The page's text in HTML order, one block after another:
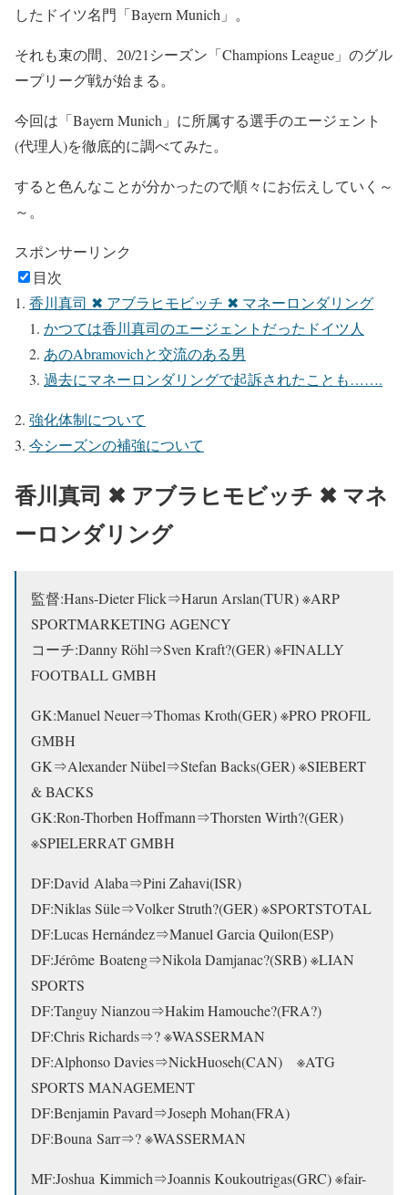
したドイツ名門「Bayern Munich」。
それも束の間、20/21シーズン「Champions League」のグル
ープリーグ戦が始まる。
今回は「Bayern Munich」に所属する選手のエージェント
(代理人)を徹底的に調べてみた。
すると色んなことが分かったので順々にお伝えしていく～
～。
スポンサーリンク
目次
香川真司 ✖ アブラヒモビッチ ✖ マネーロンダリング
かつては香川真司のエージェントだったドイツ人
あのAbramovichと交流のある男
過去にマネーロンダリングで起訴されたことも…….
強化体制について
今シーズンの補強について
香川真司 ✖ アブラヒモビッチ ✖ マネ
ーロンダリング
監督:Hans-Dieter Flick⇒Harun Arslan(TUR) ※ARP
SPORTMARKETING AGENCY
コーチ:Danny Röhl⇒Sven Kraft?(GER) ※FINALLY
FOOTBALL GMBH
GK:Manuel Neuer⇒Thomas Kroth(GER) ※PRO PROFIL
GMBH
GK⇒Alexander Nübel⇒Stefan Backs(GER) ※SIEBERT
& BACKS
GK:Ron-Thorben Hoffmann⇒Thorsten Wirth?(GER)
※SPIELERRAT GMBH
DF:David Alaba⇒Pini Zahavi(ISR)
DF:Niklas Süle⇒Volker Struth?(GER) ※SPORTSTOTAL
DF:Lucas Hernández⇒Manuel Garcia Quilon(ESP)
DF:Jérôme Boateng⇒Nikola Damjanac?(SRB) ※LIAN
SPORTS
DF:Tanguy Nianzou⇒Hakim Hamouche?(FRA?)
DF:Chris Richards⇒? ※WASSERMAN
DF:Alphonso Davies⇒NickHuoseh(CAN) ※ATG
SPORTS MANAGEMENT
DF:Benjamin Pavard⇒Joseph Mohan(FRA)
DF:Bouna Sarr⇒? ※WASSERMAN
MF:Joshua Kimmich⇒Joannis Koukoutrigas(GRC) ※fair-